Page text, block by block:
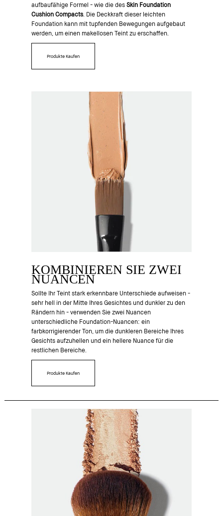
aufbaufähige Formel - wie die des Skin Foundation
Cushion Compacts. Die Deckkraft dieser leichten
Foundation kann mit tupfenden Bewegungen aufgebaut
werden, um einen makellosen Teint zu erschaffen.
Produkte Kaufen
KOMBINIEREN SIE ZWEI
NUANCEN
Sollte Ihr Teint stark erkennbare Unterschiede aufweisen -
sehr hell in der Mitte Ihres Gesichtes und dunkler zu den
Rändern hin - verwenden Sie zwei Nuancen
unterschiedliche Foundation-Nuancen: ein
farbkorrigierender Ton, um die dunkleren Bereiche Ihres
Gesichts aufzuhellen und ein hellere Nuance für die
restlichen Bereiche.
Produkte Kaufen